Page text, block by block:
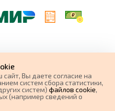
и
сайта
Вы даете согласие на
систем сбора статистики,
систем) файлов cookie,
(например сведений о
типе